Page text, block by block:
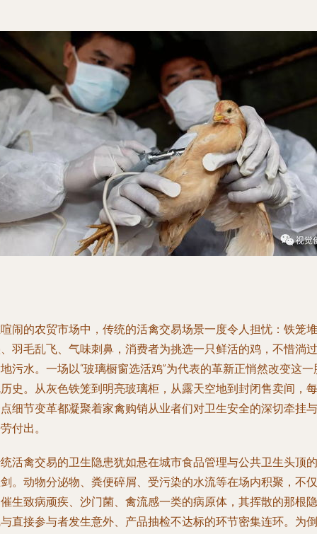
闹的农贸市场中，传统的活禽交易场景一度令人担忧：铁笼堆
羽毛乱飞、气味刺鼻，消费者为挑选一只鲜活的鸡，不惜淌过
污水。一场以“玻璃橱窗选活鸡”为代表的革新正悄然改变这一
史。从灰色铁笼到明亮玻璃柜，从露天空地到封闭售卖间，每
细节变革都凝聚着家禽购销从业者们对卫生安全的深切牵挂与
付出。
活禽交易的卫生隐患犹如悬在城市食品管理与公共卫生头顶的
。动物分泌物、粪便碎屑、受污染的水流等在场内积聚，不仅
生致病顽疾、沙门菌、禽流感一类的病原体，其挥散的那根隐
直接参与者发生意外、产品抽检不达标的环节密集连环。为倒